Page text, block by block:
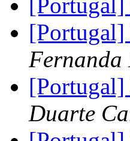
[Portugal]
Fernanda
[Portugal]
Duarte